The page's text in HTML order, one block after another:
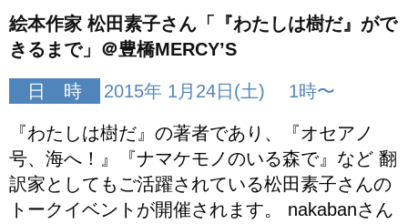
絵本作家 松田素子さん「『わたしは樹だ』がで
きるまで」＠豊橋MERCY’S
日 時 2015年 1月24日(土) 1時〜
『わたしは樹だ』の著者であり、『オセアノ
号、海へ！』『ナマケモノのいる森で』など 翻
訳家としてもご活躍されている松田素子さんの
トークイベントが開催されます。 nakabanさん